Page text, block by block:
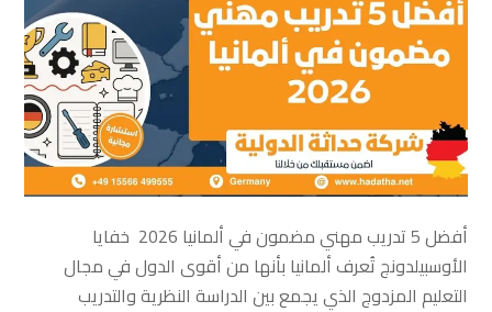
أفضل 5 تدريب مهني مضمون في ألمانيا 2026 خفايا
الأوسبيلدونج تُعرف ألمانيا بأنها من أقوى الدول في مجال
التعليم المزدوج الذي يجمع بين الدراسة النظرية والتدريب